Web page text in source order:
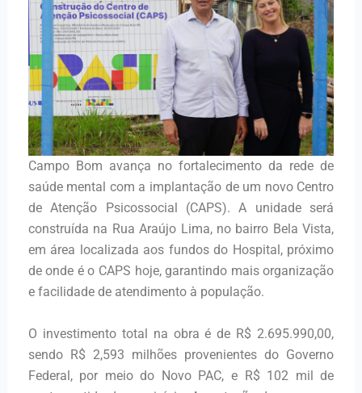
Campo Bom avança no fortalecimento da rede de
saúde mental com a implantação de um novo Centro
de Atenção Psicossocial (CAPS). A unidade será
construída na Rua Araújo Lima, no bairro Bela Vista,
em área localizada aos fundos do Hospital, próximo
de onde é o CAPS hoje, garantindo mais organização
e facilidade de atendimento à população.
O investimento total na obra é de R$ 2.695.990,00,
sendo R$ 2,593 milhões provenientes do Governo
Federal, por meio do Novo PAC, e R$ 102 mil de